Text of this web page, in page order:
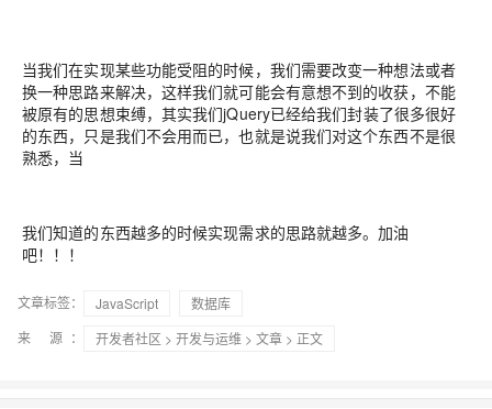
当我们在实现某些功能受阻的时候，我们需要改变一种想法或者
换一种思路来解决，这样我们就可能会有意想不到的收获，不能
被原有的思想束缚，其实我们jQuery已经给我们封装了很多很好
的东西，只是我们不会用而已，也就是说我们对这个东西不是很
熟悉，当
我们知道的东西越多的时候实现需求的思路就越多。加油
吧！！！
文章标签： JavaScript
数据库
来 源：
开发者社区 > 开发与运维 > 文章 > 正文